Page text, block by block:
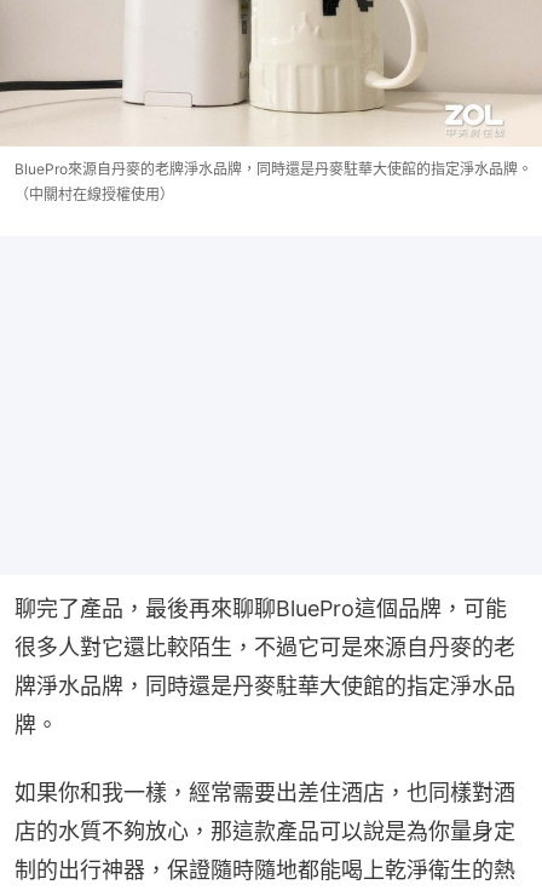
BluePro來源自丹麥的老牌淨水品牌，同時還是丹麥駐華大使館的指定淨水品牌。
（中關村在線授權使用）
聊完了產品，最後再來聊聊BluePro這個品牌，可能
很多人對它還比較陌生，不過它可是來源自丹麥的老
牌淨水品牌，同時還是丹麥駐華大使館的指定淨水品
牌。
如果你和我一樣，經常需要出差住酒店，也同樣對酒
店的水質不夠放心，那這款產品可以說是為你量身定
制的出行神器，保證隨時隨地都能喝上乾淨衛生的熱